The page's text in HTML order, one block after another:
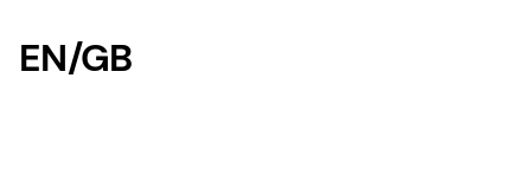
EN/GB